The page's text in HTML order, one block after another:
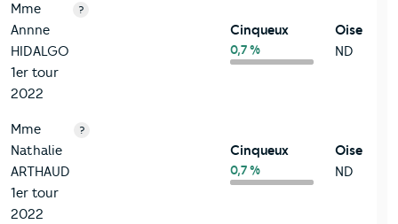
Mme
Annne
HIDALGO
1er tour
2022
?
Cinqueux
0,7 %
Oise
ND
Mme
Nathalie
ARTHAUD
1er tour
2022
?
Cinqueux
0,7 %
Oise
ND